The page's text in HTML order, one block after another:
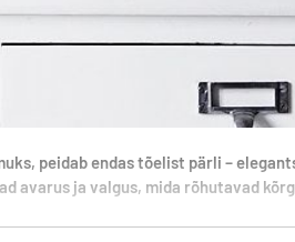
peidab endas tõelist pärli –
avarus ja valgus, mida rõhutavad